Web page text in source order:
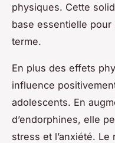
physiques. Cette
base essentielle
terme.
En plus des effets
influence
adolescents. En
d’endorphines, elle
stress et l’anxiété.